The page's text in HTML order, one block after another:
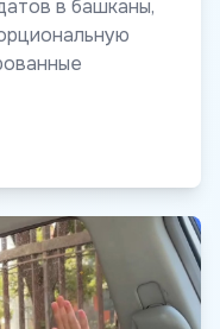
в башканы,